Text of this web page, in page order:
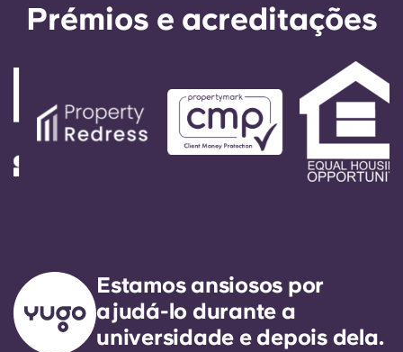
Prémios e acreditações
Estamos ansiosos por
ajudá-lo durante a
universidade e depois dela.